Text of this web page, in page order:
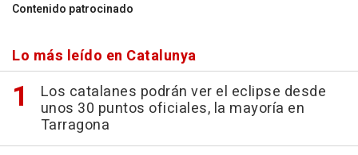
Contenido patrocinado
Lo más leído en Catalunya
Los catalanes podrán ver el eclipse desde
unos 30 puntos oficiales, la mayoría en
Tarragona